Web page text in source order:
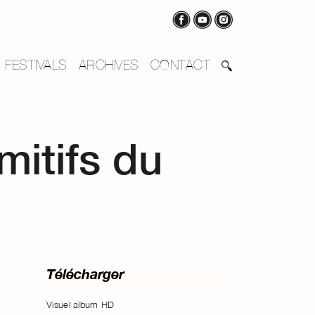
FESTIVALS ARCHIVES CONTACT
du
Télécharger
Visuel album HD